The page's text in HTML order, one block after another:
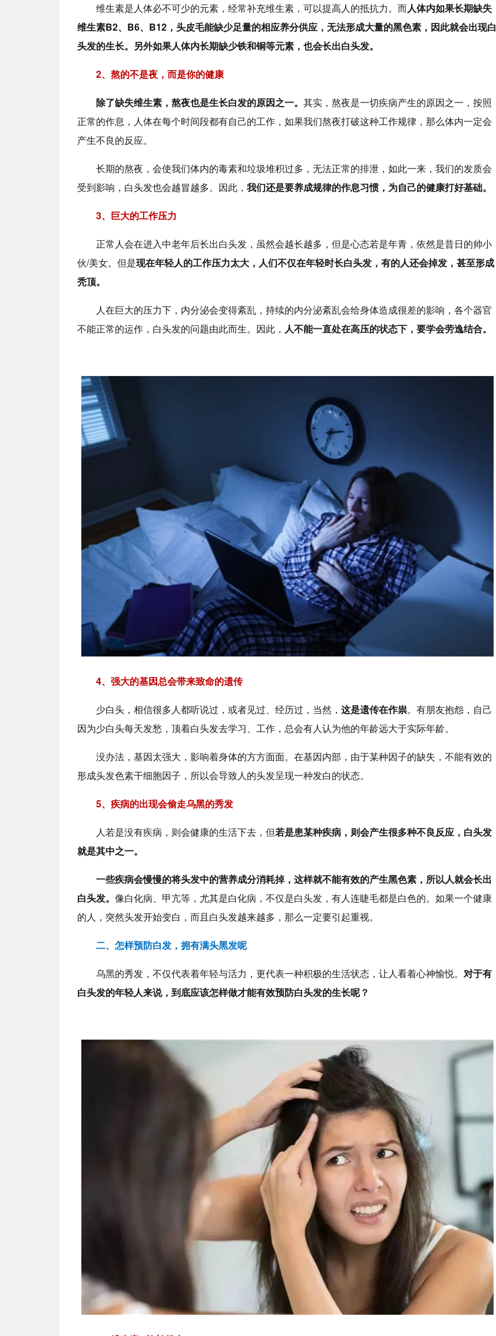
维生素是人体必不可少的元素，经常补充维生素，可以提高人的抵抗力。而人体内如果长期缺失
维生素B2、B6、B12，头皮毛能缺少足量的相应养分供应，无法形成大量的黑色素，因此就会出现白
头发的生长。另外如果人体内长期缺少铁和铜等元素，也会长出白头发。
2、熬的不是夜，而是你的健康
除了缺失维生素，熬夜也是生长白发的原因之一。 其实，熬夜是一切疾病产生的原因之一，按照
正常的作息，人体在每个时间段都有自己的工作，如果我们熬夜打破这种工作规律，那么体内一定会
产生不良的反应。
长期的熬夜，会使我们体内的毒素和垃圾堆积过多，无法正常的排泄，如此一来，我们的发质会
受到影响，白头发也会越冒越多。因此， 我们还是要养成规律的作息习惯，为自己的健康打好基础。
3、巨大的工作压力
正常人会在进入中老年后长出白头发，虽然会越长越多，但是心态若是年青，依然是昔日的帅小
伙/美女。但是现在年轻人的工作压力太大，人们不仅在年轻时长白头发，有的人还会掉发，甚至形成
秃顶。
人在巨大的压力下，内分泌会变得紊乱，持续的内分泌紊乱会给身体造成很差的影响，各个器官
不能正常的运作，白头发的问题由此而生。因此， 人不能一直处在高压的状态下，要学会劳逸结合。
4、强大的基因总会带来致命的遗传
少白头，相信很多人都听说过，或者见过、经历过，当然， 这是遗传在作祟。有朋友抱怨，自己
因为少白头每天发愁，顶着白头发去学习、工作，总会有人认为他的年龄远大于实际年龄。
没办法，基因太强大，影响着身体的方方面面。在基因内部，由于某种因子的缺失，不能有效的
形成头发色素干细胞因子，所以会导致人的头发呈现一种发白的状态。
5、疾病的出现会偷走乌黑的秀发
人若是没有疾病，则会健康的生活下去，但若是患某种疾病，则会产生很多种不良反应，白头发
就是其中之一。
一些疾病会慢慢的将头发中的营养成分消耗掉，这样就不能有效的产生黑色素，所以人就会长出
白头发。 像白化病、甲亢等，尤其是白化病，不仅是白头发，有人连睫毛都是白色的。如果一个健康
的人，突然头发开始变白，而且白头发越来越多，那么一定要引起重视。
二、怎样预防白发， 拥有满头黑发呢
乌黑的秀发，不仅代表着年轻与活力，更代表一种积极的生活状态，让人看着心神愉悦。 对于有
白头发的年轻人来说，到底应该怎样做才能有效预防白头发的生长呢？